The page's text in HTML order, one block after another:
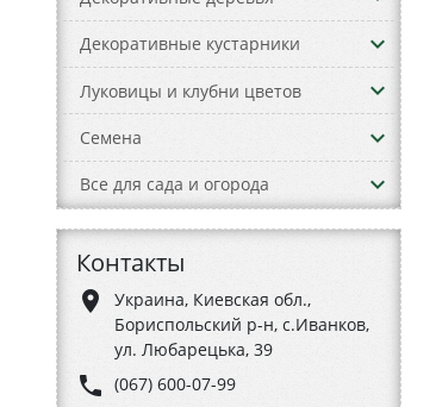
Декоративные кустарники keyboard_arrow_down
Луковицы и клубни цветов keyboard_arrow_down
Семена keyboard_arrow_down
Все для сада и огорода keyboard_arrow_down
Контакты
place
Украина, Киевская обл.,
Бориспольский р-н, с.Иванков,
ул. Любарецька, 39
phone (067) 600-07-99